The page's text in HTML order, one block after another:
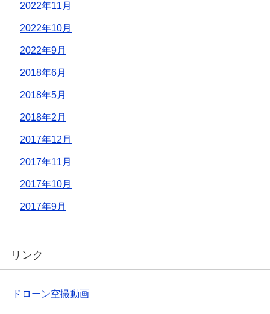
2022年11月
2022年10月
2022年9月
2018年6月
2018年5月
2018年2月
2017年12月
2017年11月
2017年10月
2017年9月
リンク
ドローン空撮動画